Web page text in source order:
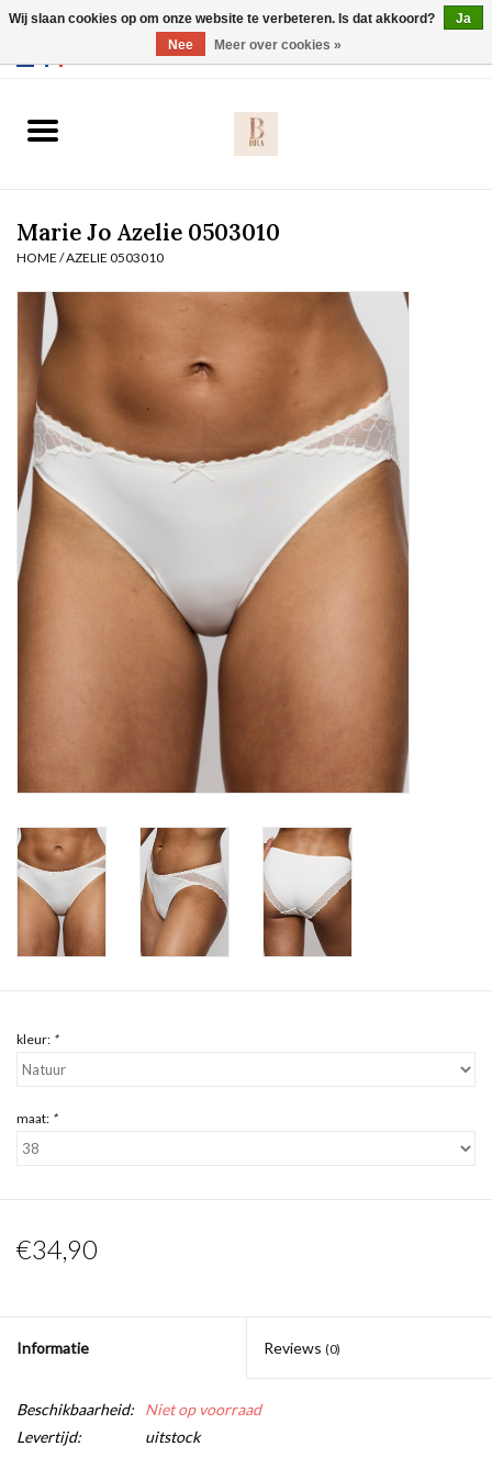
Slip
Body
Nachtmode
Solden
Homewear
Badmode
Marie Jo Azelie 0503010
HOME /AZELIE 0503010
kleur: *
maat: *
€34,90
Informatie Reviews (0)
Beschikbaarheid:
Niet op voorraad
Levertijd:
uitstock
Wij slaan cookies op om onze website te verbeteren. Is dat akkoord?
Ja
Nee
Meer over cookies »
Webshop werkt met EU maten. .